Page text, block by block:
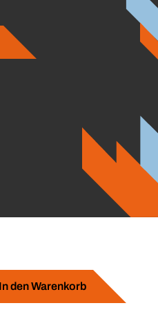
In den Warenkorb
Alle Rechte vorbehalten.